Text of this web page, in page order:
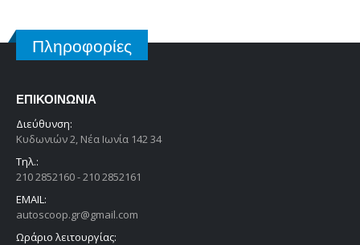
Πληροφορίες
ΕΠΙΚΟΙΝΩΝΊΑ
Διεύθυνση:
Κυδωνιών 2, Νέα Ιωνία 142 34
Τηλ.:
210 2852160 - 210 2852161
EMAIL:
autoscoop.gr@gmail.com
Ωράριο λειτουργίας: